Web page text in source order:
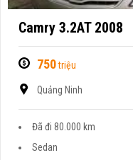
Camry 3.2AT 2008
750triệu
Quảng Ninh
Đã đi 80.000 km
Sedan